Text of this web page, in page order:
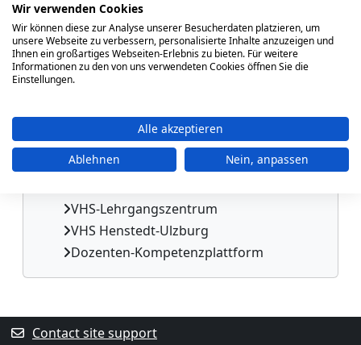
My courses
Courses
Wissenschaftliches Forum
Ethnologie (2. Semester)
Ethnologie
Philosophie
VHS-Lehrgangszentrum
VHS Henstedt-Ulzburg
Dozenten-Kompetenzplattform
Supplementary blocks
Contact site support
Wir verwenden Cookies
Wir können diese zur Analyse unserer Besucherdaten platzieren, um
unsere Webseite zu verbessern, personalisierte Inhalte anzuzeigen und
Ihnen ein großartiges Webseiten-Erlebnis zu bieten. Für weitere
Informationen zu den von uns verwendeten Cookies öffnen Sie die
Einstellungen.
Alle akzeptieren
Ablehnen
Nein, anpassen